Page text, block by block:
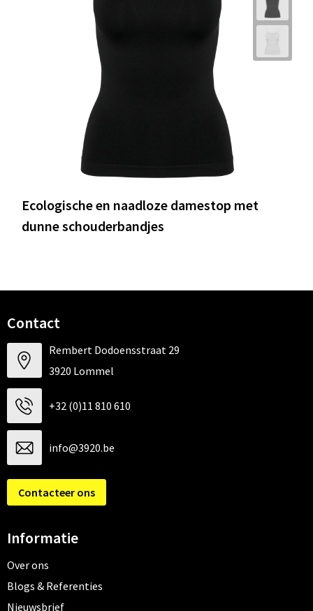
Ecologische en naadloze damestop met
dunne schouderbandjes
Contact
Rembert Dodoensstraat 29
3920 Lommel
+32 (0)11 810 610
info@3920.be
Contacteer ons
Informatie
Over ons
Blogs & Referenties
Nieuwsbrief